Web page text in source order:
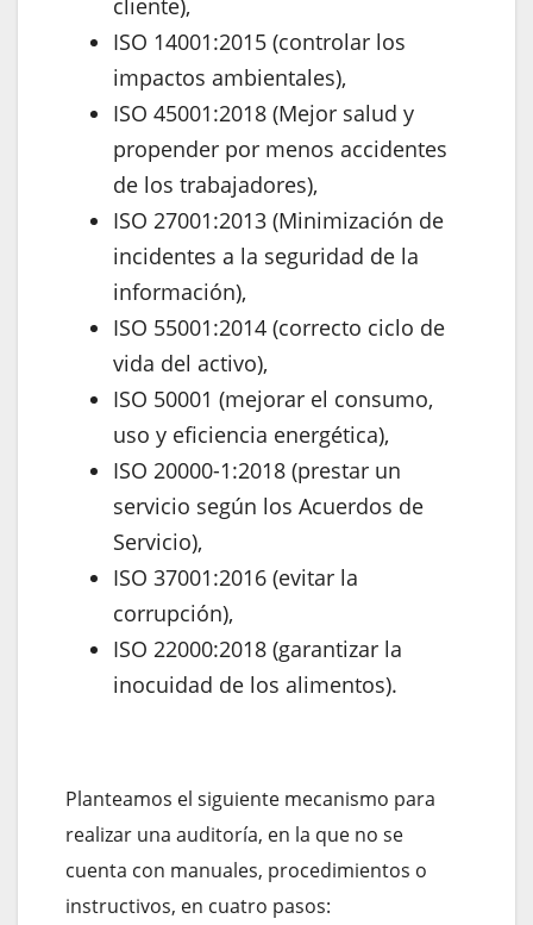
ISO 14001:2015 (controlar los
impactos ambientales),
ISO 45001:2018 (Mejor salud y
propender por menos accidentes
de los trabajadores),
ISO 27001:2013 (Minimización de
incidentes a la seguridad de la
información),
ISO 55001:2014 (correcto ciclo de
vida del activo),
ISO 50001 (mejorar el consumo,
uso y eficiencia energética),
ISO 20000-1:2018 (prestar un
servicio según los Acuerdos de
Servicio),
ISO 37001:2016 (evitar la
corrupción),
ISO 22000:2018 (garantizar la
inocuidad de los alimentos).
Planteamos el siguiente mecanismo para
realizar una auditoría, en la que no se
cuenta con manuales, procedimientos o
instructivos, en cuatro pasos: